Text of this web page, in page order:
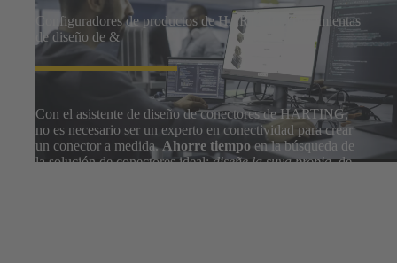
Configuradores de productos de HARTING Herramientas
de diseño de &
Con el asistente de diseño de conectores de HARTING,
no es necesario ser un experto en conectividad para crear
un conector a medida. Ahorre tiempo en la búsqueda de
la solución de conectores ideal:diseñe la suya propia, de